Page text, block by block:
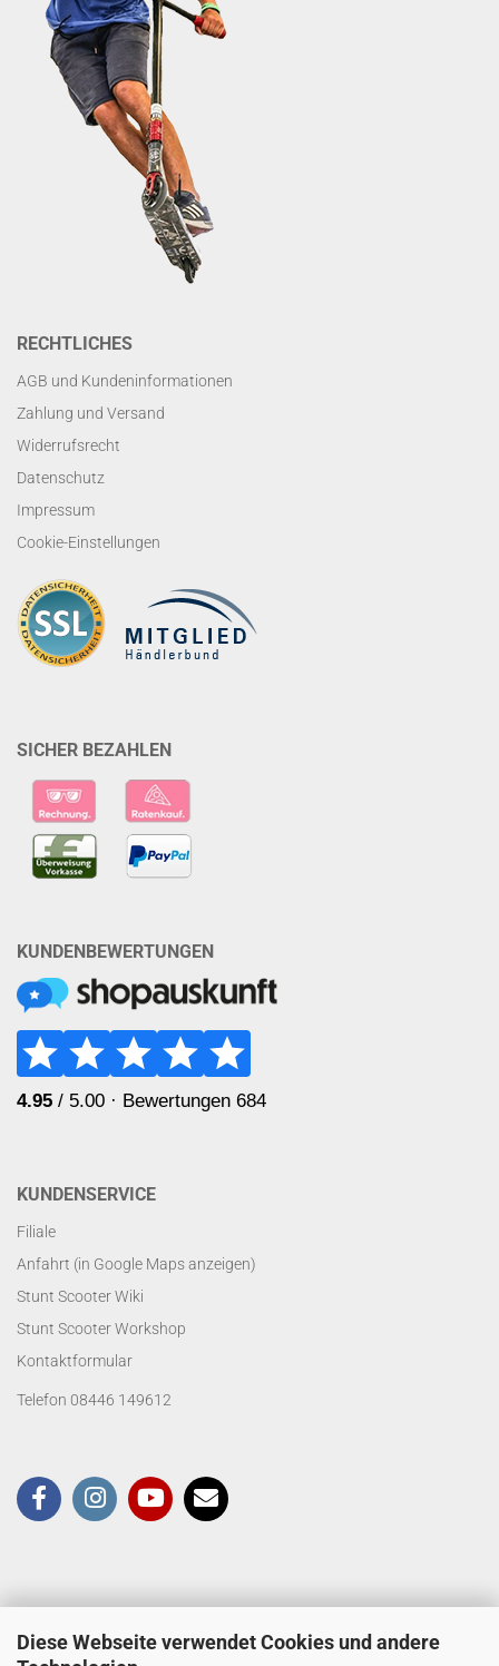
Diese Webseite verwendet Cookies und andere
RECHTLICHES
AGB und Kundeninformationen
Zahlung und Versand
Widerrufsrecht
Datenschutz
Impressum
Cookie-Einstellungen
SICHER BEZAHLEN
KUNDENBEWERTUNGEN
KUNDENSERVICE
Filiale
Anfahrt (in Google Maps anzeigen)
Stunt Scooter Wiki
Stunt Scooter Workshop
Kontaktformular
Telefon 08446 149612